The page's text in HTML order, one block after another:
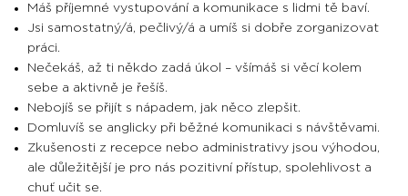
Máš příjemné vystupování a komunikace s lidmi tě baví.
Jsi samostatný/á, pečlivý/á a umíš si dobře zorganizovat
práci.
Nečekáš, až ti někdo zadá úkol – všímáš si věcí kolem
sebe a aktivně je řešíš.
Nebojíš se přijít s nápadem, jak něco zlepšit.
Domluvíš se anglicky při běžné komunikaci s návštěvami.
Zkušenosti z recepce nebo administrativy jsou výhodou,
ale důležitější je pro nás pozitivní přístup, spolehlivost a
chuť učit se.